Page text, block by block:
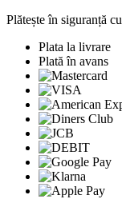
Plătește în siguranță cu
Plata la livrare
Plată în avans